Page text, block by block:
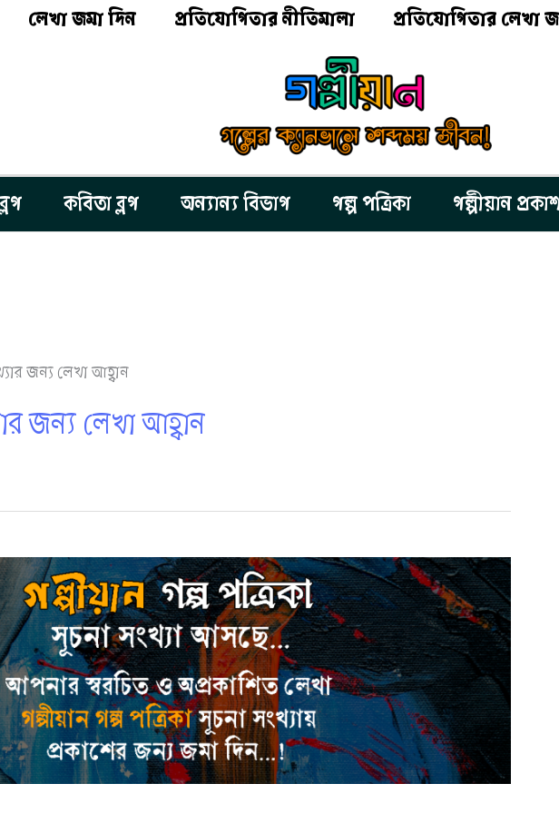
লেখা জমা দিন প্রতিযোগিতার নীতিমালা প্রতিযোগিতার লেখা
কবিতা ব্লগ অন্যান্য বিভাগ গল্প পত্রিকা গল্পীয়ান
জন্য লেখা আহ্বান
জন্য লেখা আহ্বান